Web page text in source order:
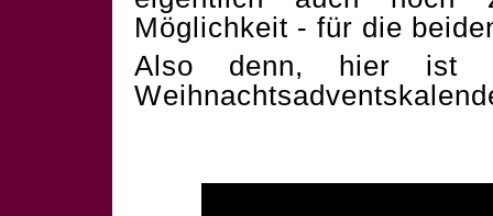
Möglichkeit - für die
Also denn, hier ist